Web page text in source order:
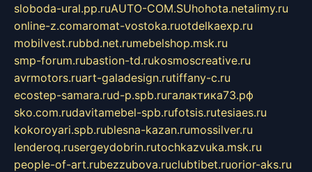
sloboda-ural.pp.ruAUTO-COM.SUhohota.netalimy.ru
online-z.comaromat-vostoka.ruotdelkaexp.ru
mobilvest.rubbd.net.rumebelshop.msk.ru
smp-forum.rubastion-td.rukosmoscreative.ru
avrmotors.ruart-galadesign.rutiffany-c.ru
ecostep-samara.rud-p.spb.ruгалактика73.рф
sko.com.rudavitamebel-spb.rufotsis.rutesiaes.ru
kokoroyari.spb.rublesna-kazan.rumossilver.ru
lenderoq.rusergeydobrin.rutochkazvuka.msk.ru
people-of-art.rubezzubova.ruclubtibet.ruorior-aks.ru